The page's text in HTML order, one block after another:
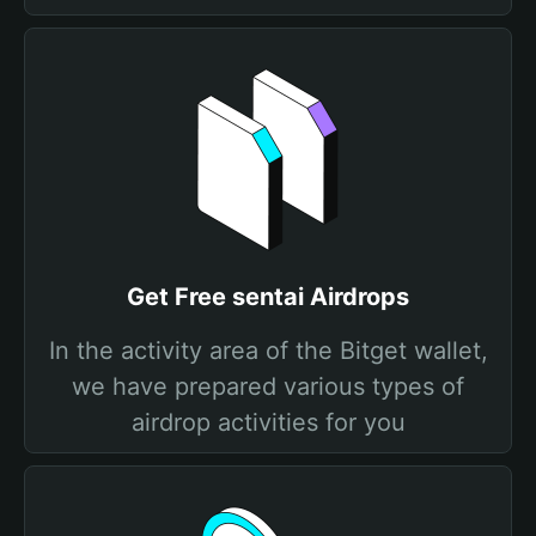
Get Free sentai Airdrops
In the activity area of the Bitget wallet,
we have prepared various types of
airdrop activities for you